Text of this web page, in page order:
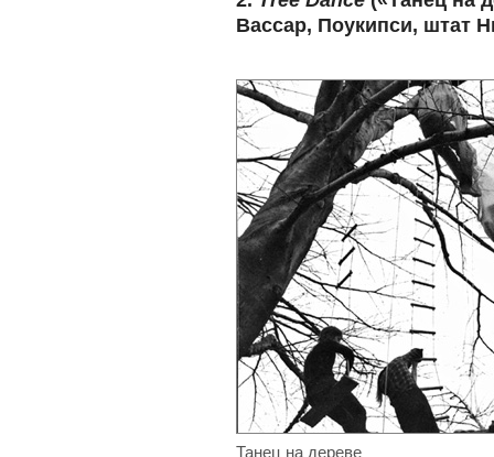
Вассар, Поукипси, штат
Танец на дереве